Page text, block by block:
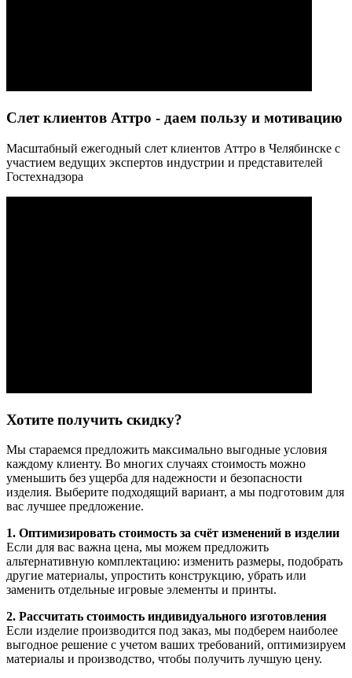
Слет клиентов Аттро - даем пользу и мотивацию
Масштабный ежегодный слет клиентов Аттро в Челябинске с
участием ведущих экспертов индустрии и представителей
Гостехнадзора
Хотите получить скидку?
Мы стараемся предложить максимально выгодные условия
каждому клиенту. Во многих случаях стоимость можно
уменьшить без ущерба для надежности и безопасности
изделия. Выберите подходящий вариант, а мы подготовим для
вас лучшее предложение.
1. Оптимизировать стоимость за счёт изменений в изделии
Если для вас важна цена, мы можем предложить
альтернативную комплектацию: изменить размеры, подобрать
другие материалы, упростить конструкцию, убрать или
заменить отдельные игровые элементы и принты.
2. Рассчитать стоимость индивидуального изготовления
Если изделие производится под заказ, мы подберем наиболее
выгодное решение с учетом ваших требований, оптимизируем
материалы и производство, чтобы получить лучшую цену.